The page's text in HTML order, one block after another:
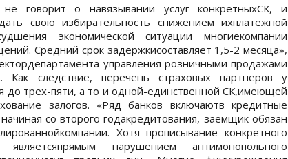
говорит о навязывании услуг конкретныхСК, и
свою избирательность снижением ихплатежной
экономической ситуации многиекомпании
Средний срок задержкисоставляет 1,5-2 месяца»,
управления розничными продажами
Как следствие, перечень страховых партнеров у
до трех-пяти, а то и одной-единственной СК,имеющей
залогов. «Ряд банков включаютв кредитные
со второго годакредитования, заемщик обязан
Хотя прописывание конкретного
нарушением антимонопольного